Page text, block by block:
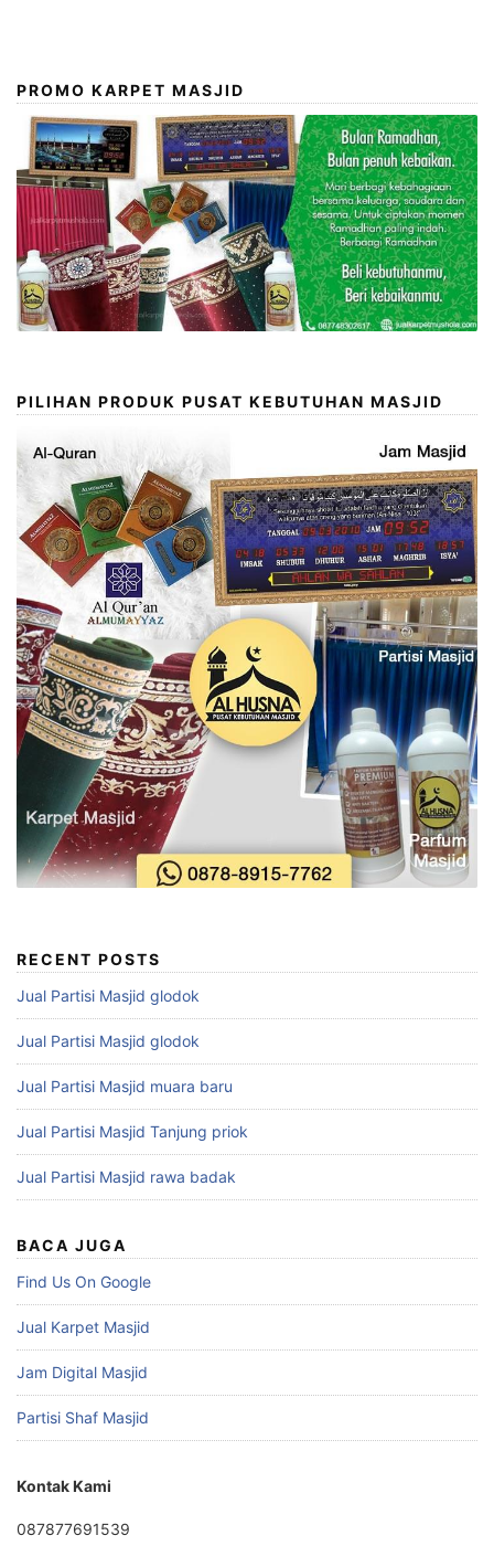
PROMO KARPET MASJID
PILIHAN PRODUK PUSAT KEBUTUHAN MASJID
RECENT POSTS
Jual Partisi Masjid glodok
Jual Partisi Masjid glodok
Jual Partisi Masjid muara baru
Jual Partisi Masjid Tanjung priok
Jual Partisi Masjid rawa badak
BACA JUGA
Find Us On Google
Jual Karpet Masjid
Jam Digital Masjid
Partisi Shaf Masjid
Kontak Kami
087877691539